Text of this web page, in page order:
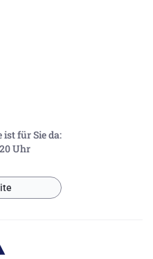
für Sie da:
Uhr